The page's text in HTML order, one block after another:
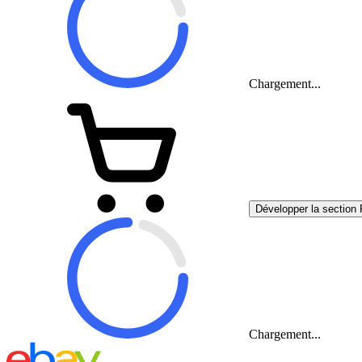
Chargement...
Développer la section
Chargement...